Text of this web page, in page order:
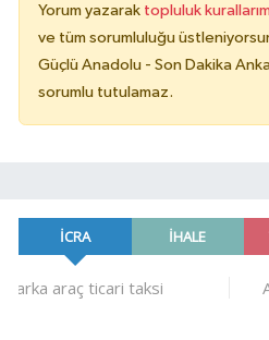
Yorum yazarak topluluk
ve tüm sorumluluğu
Güçlü Anadolu - Son Dakika
sorumlu tutulamaz.